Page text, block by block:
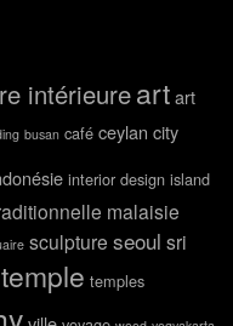
intérieureartart
busan café ceylan city
interior design island
malaisie
sculpture seoul sri
temple temples